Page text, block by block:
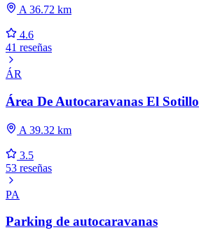
A 36.72 km
4.6
41 reseñas
ÁR
Área De Autocaravanas El Sotillo
A 39.32 km
3.5
53 reseñas
PA
Parking de autocaravanas